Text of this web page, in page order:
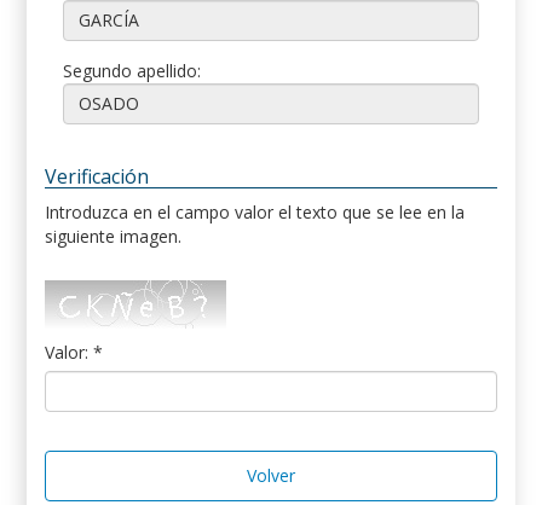
Segundo apellido:
Verificación
Introduzca en el campo valor el texto que se lee en la
siguiente imagen.
Valor: *
Volver